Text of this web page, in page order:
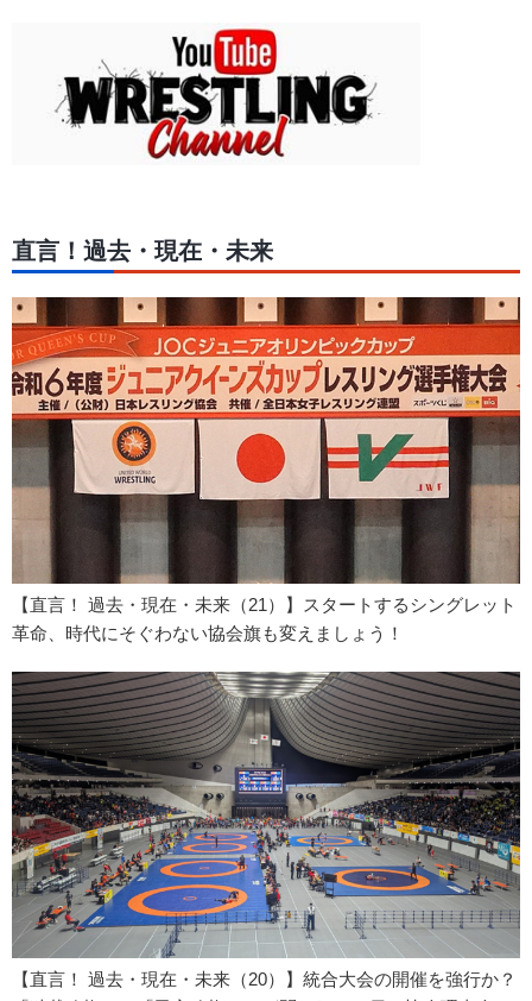
直言！過去・現在・未来
【直言！ 過去・現在・未来（21）】スタートするシングレット
革命、時代にそぐわない協会旗も変えましょう！
【直言！ 過去・現在・未来（20）】統合大会の開催を強行か？